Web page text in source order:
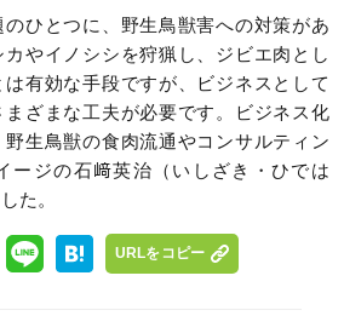
ひとつに、野生鳥獣害への対策があ
カやイノシシを狩猟し、ジビエ肉とし
有効な手段ですが、ビジネスとして
ざまな工夫が必要です。ビジネス化
生鳥獣の食肉流通やコンサルティン
ージの石﨑英治（いしざき・ひでは
た。
URLをコピー